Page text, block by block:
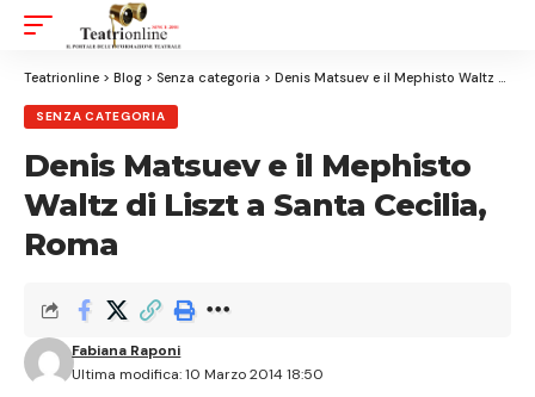
Resizer
Teatrionline > Blog > Senza categoria > Denis Matsuev e il Mephisto Waltz di Liszt a Santa Cecilia, Roma
SENZA CATEGORIA
Denis Matsuev e il Mephisto
Waltz di Liszt a Santa Cecilia,
Roma
Ultima modifica: 10 Marzo 2014 18:50
Fabiana Raponi